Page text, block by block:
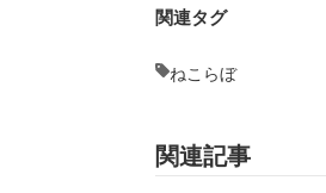
関連タグ
ねこらぼ
関連記事